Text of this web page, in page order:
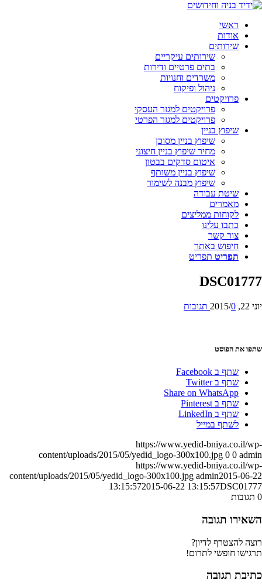
ראשי
אודות
שירותים
שירותים עיקריים
בתים פרטיים ודירות
משרדים וחנויות
ניהול ופיקוח
פרויקטים
פרויקטים למגזר העסקי
פרויקטים למגזר הפרטי
שיפוץ בניין
שיפוץ בניין מסוכן
מחיר שיפוץ בניין חיצוני
איטום סדקים בבטון
שיפוץ בניין משותף
שיפוץ מבנה לשימור
שיטת עבודה
מאמרים
לקוחות ממליצים
כתבו עלינו
צור קשר
חיפוש באתר
תפריט תפריט
2015
/ 0 תגובות
את הפוסט
שתף ב Facebook
שתף ב Twitter
Share on WhatsApp
שתף ב Pinterest
שתף ב LinkedIn
לשתף במייל
https://www.yedid-bniya.co.il/
content/uploads/2015/05/yedid_logo-300x100.jpg 0 0
https://www.yedid-bniya.co.il/
content/uploads/2015/05/yedid_logo-300x100.jpg admin2015-06-
13:15:572015-06-22 13:15:57
תגובות
תגובה
להצטרף לדיון?
חופשי לתרום!
תגובה